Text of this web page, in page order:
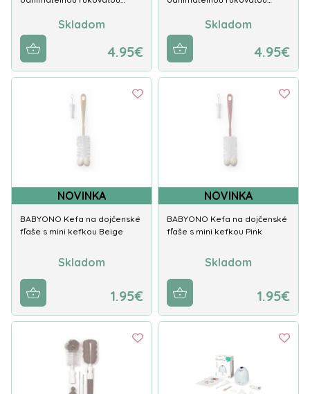
Skladom
4.95€
Skladom
4.95€
NOVINKA
BABYONO Kefa na dojčenské
fľaše s mini kefkou Beige
Skladom
1.95€
NOVINKA
BABYONO Kefa na dojčenské
fľaše s mini kefkou Pink
Skladom
1.95€